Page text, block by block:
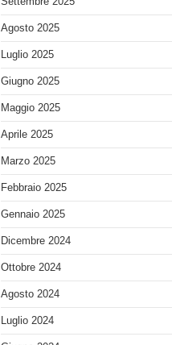
Agosto 2025
Luglio 2025
Giugno 2025
Maggio 2025
Aprile 2025
Marzo 2025
Febbraio 2025
Gennaio 2025
Dicembre 2024
Ottobre 2024
Agosto 2024
Luglio 2024